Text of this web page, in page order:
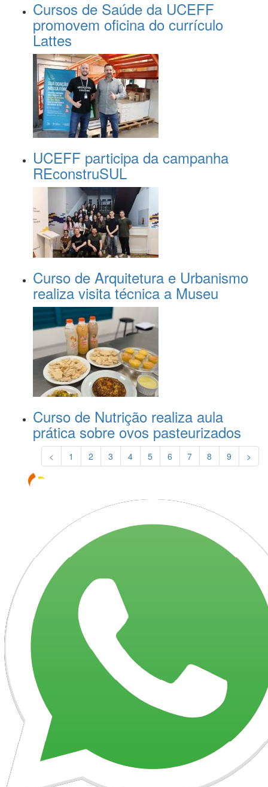
Cursos de Saúde da UCEFF
promovem oficina do currículo
Lattes
UCEFF participa da campanha
REconstruSUL
Curso de Arquitetura e Urbanismo
realiza visita técnica a Museu
Curso de Nutrição realiza aula
prática sobre ovos pasteurizados
< 1 2 3 4 5 6 7 8 9 >